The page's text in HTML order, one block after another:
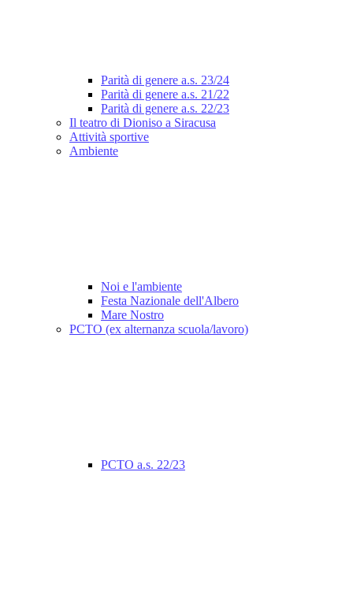
Parità di genere a.s. 23/24
Parità di genere a.s. 21/22
Parità di genere a.s. 22/23
Il teatro di Dioniso a Siracusa
Attività sportive
Ambiente
Noi e l'ambiente
Festa Nazionale dell'Albero
Mare Nostro
PCTO (ex alternanza scuola/lavoro)
PCTO a.s. 22/23